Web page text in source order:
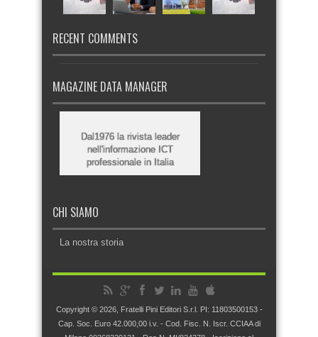
RECENT COMMENTS
MAGAZINE DATA MANAGER
Dal1976 la rivista leader
nell'informazione ICT
professionale in Italia
CHI SIAMO
La nostra storia
Copyright © 2026, Fratelli Pini Editori S.r.l. PI: 11803500153 -
Cap. Soc. Euro 42.000,00 i.v. - Cod. Fisc. N. Iscr. CCIAA di